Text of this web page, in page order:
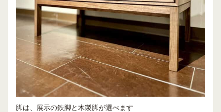
脚は、展示の鉄脚と木製脚が選べます